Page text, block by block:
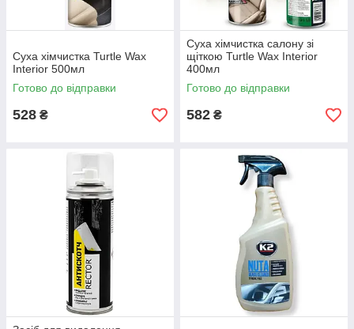
Суха хімчистка Turtle Wax
Interior 500мл
Готово до відправки
528 ₴
Суха хімчистка салону зі
щіткою Turtle Wax Interior
400мл
Готово до відправки
582 ₴